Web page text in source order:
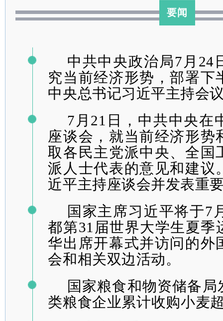
要闻
中共中央政治局7月24
究当前经济形势，部署下
中央总书记习近平主持会
7月21日，中共中央在
座谈会，就当前经济形势
取各民主党派中央、全国
派人士代表的意见和建议
近平主持座谈会并发表重
国家主席习近平将于7
都第31届世界大学生夏季
华出席开幕式并访问的外
会和相关双边活动。
国家粮食和物资储备
类粮食企业累计收购小麦